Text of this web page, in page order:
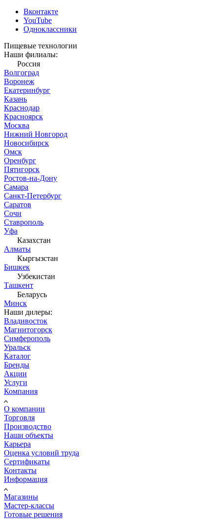
Вконтакте
YouTube
Одноклассники
Пищевые технологии
Наши филиалы:
Россия
Волгоград
Воронеж
Екатеринбург
Казань
Краснодар
Красноярск
Москва
Нижний Новгород
Новосибирск
Омск
Оренбург
Пятигорск
Ростов-на-Дону
Самара
Санкт-Петербург
Саратов
Сочи
Ставрополь
Уфа
Казахстан
Алматы
Кыргызстан
Бишкек
Узбекистан
Ташкент
Беларусь
Минск
Наши дилеры:
Владивосток
Магнитогорск
Симферополь
Уральск
Каталог
Бренды
Акции
Услуги
Компания
О компании
Торговля
Производство
Наши объекты
Карьера
Оценка условий труда
Сертификаты
Контакты
Информация
Магазины
Мастер-классы
Готовые решения